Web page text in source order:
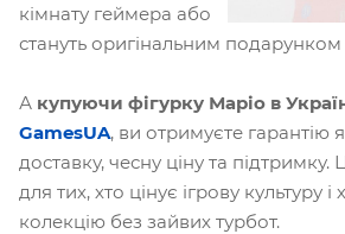
кімнату геймера або
стануть оригінальним
А купуючи фігурку Маріо в
GamesUA, ви отримуєте гарантію
доставку, чесну ціну та підтримку.
для тих, хто цінує ігрову культуру
колекцію без зайвих турбот.